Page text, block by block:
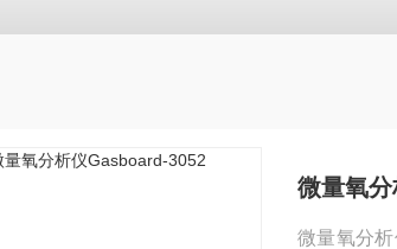
微量氧
微量氧分